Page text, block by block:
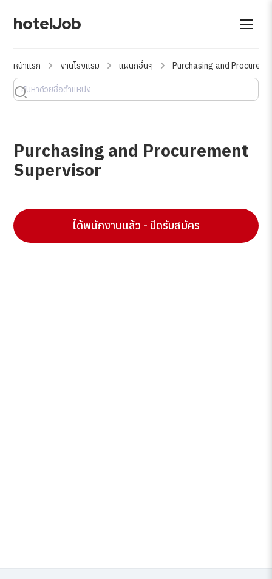
hotelJob
หน้าแรก งานโรงแรม แผนกอื่นๆ Purchasing and
Purchasing and Procurement
Supervisor
ได้พนักงานแล้ว - ปิดรับสมัคร